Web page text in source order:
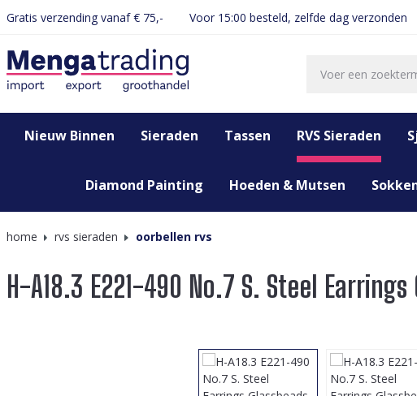
Ga naar de hoofdnavigatie
Gratis verzending vanaf € 75,- Voor 15:00 besteld, zelfde dag verzonden
Nieuw Binnen Sieraden Tassen RVS Sieraden
Diamond Painting Hoeden & Mutsen
home rvs sieraden oorbellen rvs
H-A18.3 E221-490 No.7 S. Steel